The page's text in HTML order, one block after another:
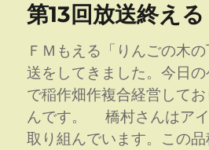
ー
動
な
に
第13回放送終える
ＦＭもえる「りんごの木
送をしてきました。今日
で稲作畑作複合経営して
んです。 橋村さんはア
取り組んでいます。この